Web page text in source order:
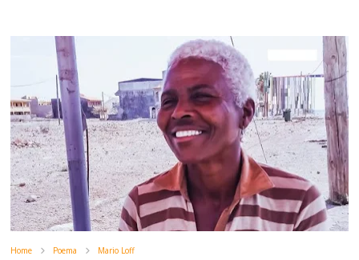
Home Poema Mario Loff